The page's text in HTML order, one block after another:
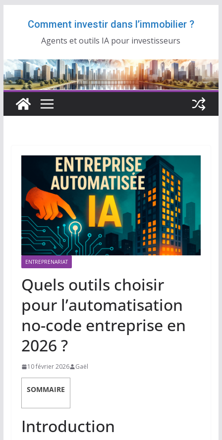
Comment investir dans l’immobilier ?
Agents et outils IA pour investisseurs
ENTREPRENARIAT
Quels outils choisir
pour l’automatisation
no-code entreprise en
2026 ?
10 février 2026 Gaël
SOMMAIRE
Introduction